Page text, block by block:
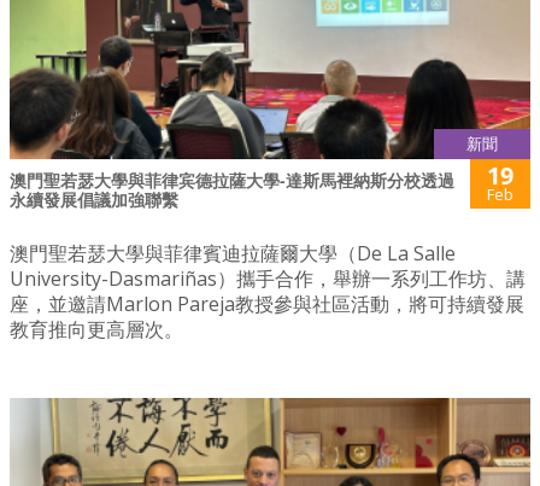
新聞
澳門聖若瑟大學與菲律宾德拉薩大學-達斯馬裡納斯分校透過
永續發展倡議加強聯繫
19
Feb
澳門聖若瑟大學與菲律賓迪拉薩爾大學（De La Salle
University-Dasmariñas）攜手合作，舉辦一系列工作坊、講
座，並邀請Marlon Pareja教授參與社區活動，將可持續發展
教育推向更高層次。